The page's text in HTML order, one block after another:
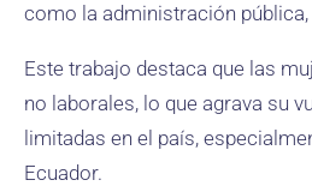
como la administración
Este trabajo destaca que las
no laborales, lo que agrava su
limitadas en el país,
Ecuador.